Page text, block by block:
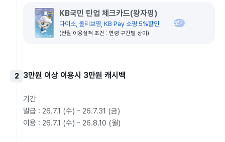
KB국민 틴업 체크카드(왕자핑)
다이소, 올리브영, KB Pay 쇼핑 5%할인
(전월 이용실적 조건 : 연령 구간별 상이)
보기
2 3만원 이상 이용시 3만원 캐시백
기간
발급 : 26.7.1 (수) - 26.7.31 (금)
이용 : 26.7.1 (수) - 26.8.10 (월)